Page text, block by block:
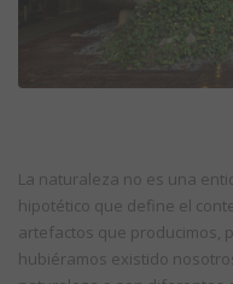
La naturaleza no es una
hipotético que define el
artefactos que producimos,
hubiéramos existido